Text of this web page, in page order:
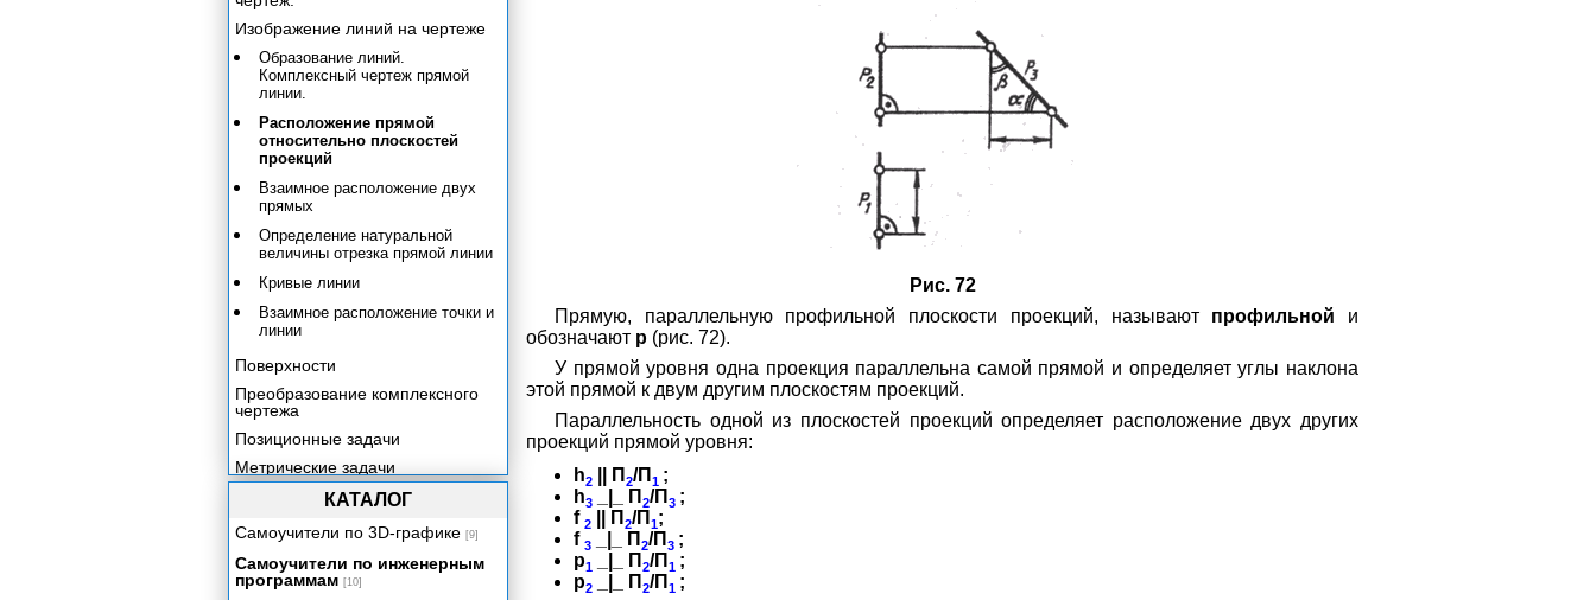
Рис. 72
Прямую, параллельную профильной плоскости проекций, называют профильной и
обозначают р (рис. 72).
У прямой уровня одна проекция параллельна самой прямой и определяет углы наклона
этой прямой к двум другим плоскостям проекций.
Параллельность одной из плоскостей проекций определяет расположение двух других
проекций прямой уровня:
h2 || П 2/П 1 ;
h3 _|_ П 2/П 3 ;
f 2 || П 2/П 1;
f 3 _|_ П 2/П 3 ;
p1 _|_ П 2/П 1 ;
p2 _|_ П 2/П 1 ;
Изображение линий на чертеже
Образование линий.
Комплексный чертеж прямой
линии.
Расположение прямой
относительно плоскостей
проекций
Взаимное расположение двух
прямых
Определение натуральной
величины отрезка прямой линии
Кривые линии
Взаимное расположение точки и
линии
Поверхности
Преобразование комплексного
чертежа
Позиционные задачи
Метрические задачи
Аксонометрические проекции
Изображение предметов
деталей
КАТАЛОГ
Самоучители по 3D-графике [9]
Самоучители по инженерным
программам [10]